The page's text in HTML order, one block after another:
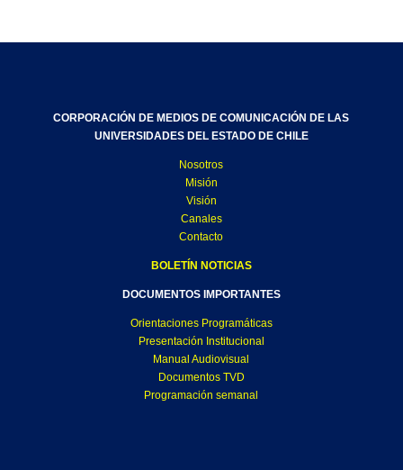
CORPORACIÓN DE MEDIOS DE COMUNICACIÓN DE LAS
UNIVERSIDADES DEL ESTADO DE CHILE
Nosotros
Misión
Visión
Canales
Contacto
BOLETÍN NOTICIAS
DOCUMENTOS IMPORTANTES
Orientaciones Programáticas
Presentación Institucional
Manual Audiovisual
Documentos TVD
Programación semanal